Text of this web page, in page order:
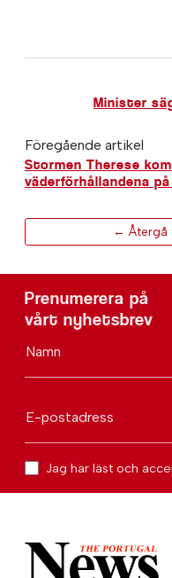
Minister
Föregående artikel
Stormen Therese
väderförhållandena
← Återgå
Prenumerera på
vårt nyhetsbrev
Namn
E-postadress
Jag har läst och